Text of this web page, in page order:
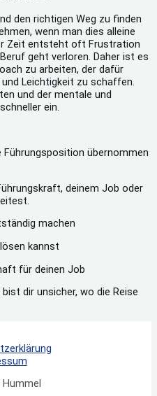
den richtigen Weg zu finden
wenn man dies alleine
Zeit entsteht oft Frustration
geht verloren. Daher ist es
zu arbeiten, der dafür
Leichtigkeit zu schaffen.
und der mentale und
ein.
übernommen
deinem Job oder
machen
kannst
für deinen Job
dir unsicher, wo die Reise